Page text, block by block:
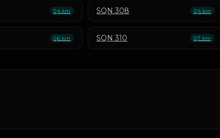
0,4 km SQN 308 0,4 km
0,6 km SQN 310 0,7 km